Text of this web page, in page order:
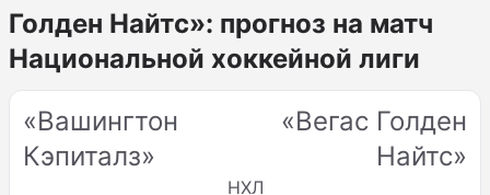
Голден Найтс»: прогноз на матч
Национальной хоккейной лиги
«Вашингтон
Кэпиталз»
«Вегас Голден
Найтс»
НХЛ